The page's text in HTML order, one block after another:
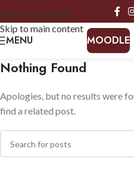
Skip to navigation
Skip to main content
MENU MOODLE
Nothing Found
Apologies, but no results were
find a related post.